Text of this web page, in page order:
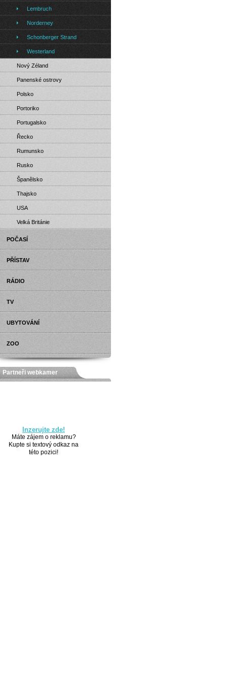
Lembruch
Norderney
Schonberger Strand
Westerland
Nový Zéland
Panenské ostrovy
Polsko
Portoriko
Portugalsko
Řecko
Rumunsko
Rusko
Španělsko
Thajsko
USA
Velká Británie
POČASÍ
PŘÍSTAV
RÁDIO
TV
UBYTOVÁNÍ
ZOO
Partneři webkamer
Inzerujte zde!
Máte zájem o reklamu?
Kupte si textový odkaz na
této pozici!